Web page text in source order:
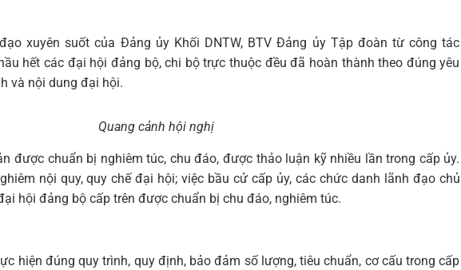
xuyên suốt của Đảng ủy Khối DNTW, BTV Đảng ủy Tập đoàn từ công tác
hết các đại hội đảng bộ, chi bộ trực thuộc đều đã hoàn thành theo đúng yêu
và nội dung đại hội.
Quang cảnh hội nghị
được chuẩn bị nghiêm túc, chu đáo, được thảo luận kỹ nhiều lần trong cấp ủy.
nội quy, quy chế đại hội; việc bầu cử cấp ủy, các chức danh lãnh đạo chủ
hội đảng bộ cấp trên được chuẩn bị chu đáo, nghiêm túc.
hiện đúng quy trình, quy định, bảo đảm số lượng, tiêu chuẩn, cơ cấu trong cấp